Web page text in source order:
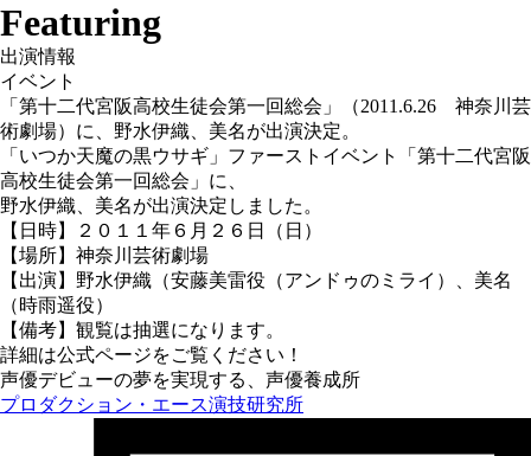
Featuring
出演情報
イベント
「第十二代宮阪高校生徒会第一回総会」（2011.6.26 神奈川芸
術劇場）に、野水伊織、美名が出演決定。
「いつか天魔の黒ウサギ」ファーストイベント「第十二代宮阪
高校生徒会第一回総会」に、
野水伊織、美名が出演決定しました。
【日時】２０１１年６月２６日（日）
【場所】神奈川芸術劇場
【出演】野水伊織（安藤美雷役（アンドゥのミライ）、美名
（時雨遥役）
【備考】観覧は抽選になります。
詳細は公式ページをご覧ください！
声優デビューの夢を実現する、声優養成所
プロダクション・エース演技研究所